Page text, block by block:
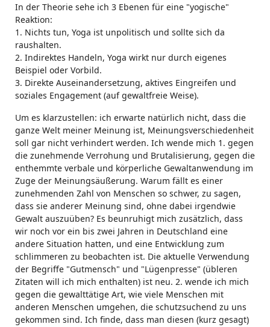
In der Theorie sehe ich 3 Ebenen für eine "yogische"
Reaktion:
1. Nichts tun, Yoga ist unpolitisch und sollte sich da
raushalten.
2. Indirektes Handeln, Yoga wirkt nur durch eigenes
Beispiel oder Vorbild.
3. Direkte Auseinandersetzung, aktives Eingreifen und
soziales Engagement (auf gewaltfreie Weise).
Um es klarzustellen: ich erwarte natürlich nicht, dass die
ganze Welt meiner Meinung ist, Meinungsverschiedenheit
soll gar nicht verhindert werden. Ich wende mich 1. gegen
die zunehmende Verrohung und Brutalisierung, gegen die
enthemmte verbale und körperliche Gewaltanwendung im
Zuge der Meinungsäußerung. Warum fällt es einer
zunehmenden Zahl von Menschen so schwer, zu sagen,
dass sie anderer Meinung sind, ohne dabei irgendwie
Gewalt auszuüben? Es beunruhigt mich zusätzlich, dass
wir noch vor ein bis zwei Jahren in Deutschland eine
andere Situation hatten, und eine Entwicklung zum
schlimmeren zu beobachten ist. Die aktuelle Verwendung
der Begriffe "Gutmensch" und "Lügenpresse" (übleren
Zitaten will ich mich enthalten) ist neu. 2. wende ich mich
gegen die gewalttätige Art, wie viele Menschen mit
anderen Menschen umgehen, die schutzsuchend zu uns
gekommen sind. Ich finde, dass man diesen (kurz gesagt)